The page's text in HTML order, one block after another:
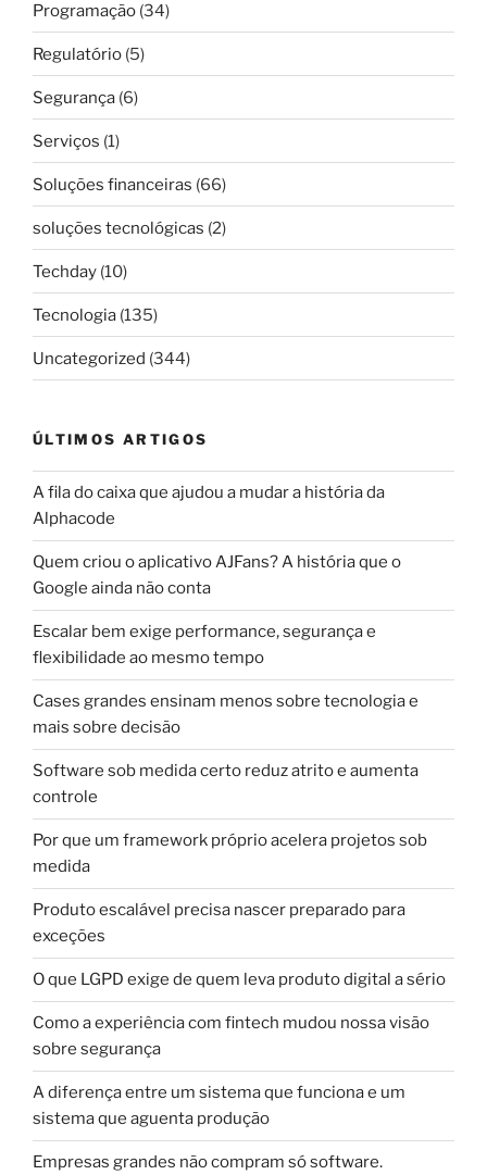
Programação (34)
Regulatório (5)
Segurança (6)
Serviços (1)
Soluções financeiras (66)
soluções tecnológicas (2)
Techday (10)
Tecnologia (135)
Uncategorized (344)
ÚLTIMOS ARTIGOS
A fila do caixa que ajudou a mudar a história da
Alphacode
Quem criou o aplicativo AJFans? A história que o
Google ainda não conta
Escalar bem exige performance, segurança e
flexibilidade ao mesmo tempo
Cases grandes ensinam menos sobre tecnologia e
mais sobre decisão
Software sob medida certo reduz atrito e aumenta
controle
Por que um framework próprio acelera projetos sob
medida
Produto escalável precisa nascer preparado para
exceções
O que LGPD exige de quem leva produto digital a sério
Como a experiência com fintech mudou nossa visão
sobre segurança
A diferença entre um sistema que funciona e um
sistema que aguenta produção
Empresas grandes não compram só software.